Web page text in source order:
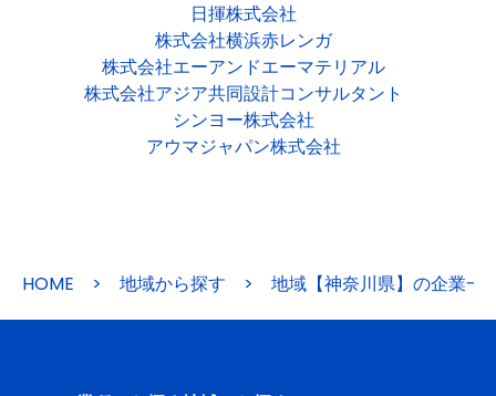
日揮株式会社
株式会社横浜赤レンガ
株式会社エーアンドエーマテリアル
株式会社アジア共同設計コンサルタント
シンヨー株式会社
アウマジャパン株式会社
HOME > 地域から探す > 地域【神奈川県】の企業一